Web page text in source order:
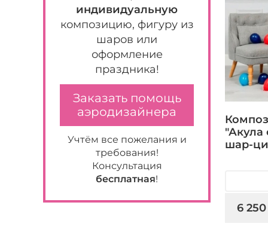
индивидуальную
композицию, фигуру из
шаров или
оформление
праздника!
Заказать помощь
аэродизайнера
Учтём все пожелания и
требования!
Консультация
бесплатная!
"Акула
шар-
6